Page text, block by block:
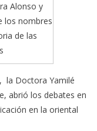
Alonso y
los nombres
de las
la Doctora Yamilé
abrió los debates en
en la oriental